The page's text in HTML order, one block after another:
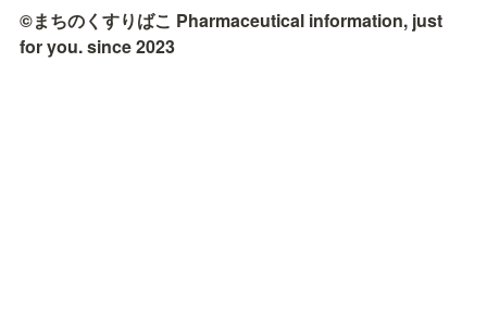
©まちのくすりばこ Pharmaceutical information, just
for you. since 2023